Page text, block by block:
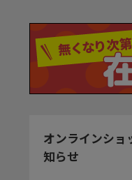
オンラインショ
知らせ